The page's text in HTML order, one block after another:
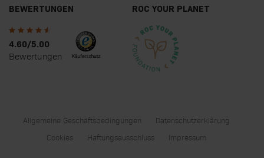
BEWERTUNGEN
4.60/5.00
Bewertungen
ROC YOUR PLANET
Allgemeine Geschäftsbedingungen
Datenschutzerklärung
Cookies
Haftungsausschluss Impressum